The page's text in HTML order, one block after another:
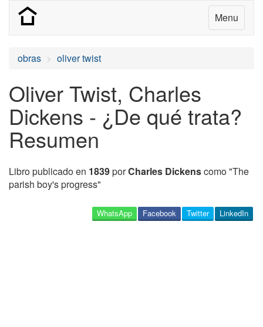
Menu
obras oliver twist
Oliver Twist, Charles
Dickens - ¿De qué trata?
Resumen
Libro publicado en 1839porCharles Dickenscomo "The
parish boy's progress"
LinkedIn
Twitter
Facebook
WhatsApp